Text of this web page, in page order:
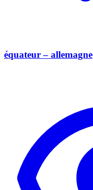
équateur – allemagne